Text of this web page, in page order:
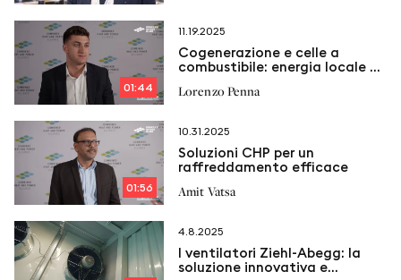
01:44
11.19.2025
Cogenerazione e celle a
combustibile: energia locale e
Lorenzo Penna
01:56
10.31.2025
Soluzioni CHP per un
raffreddamento efficace
Amit Vatsa
4.8.2025
I ventilatori Ziehl-Abegg: la
soluzione innovativa e